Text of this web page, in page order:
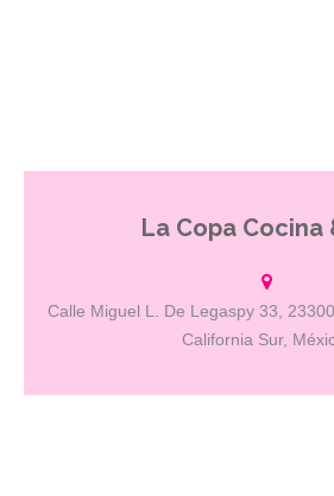
Ninguna visita a Todos Santos está
en nuestro magnífico patio con jardín … …
nuestro moderno Iguana
La Copa Cocina
Calle Miguel L. De Legaspy 33,
California Sur,